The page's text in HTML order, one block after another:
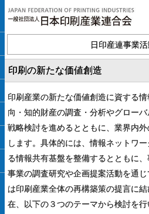
日印産連事業
印刷の新たな価値創造
印刷産業の新たな価値創造に資する
向・知的財産の調査・分析やグロー
戦略検討を進めるとともに、業界内
します。具体的には、情報ネットワ
る情報共有基盤を整備するとともに
事業の調査研究や企画提案活動を通
は印刷産業全体の再構築策の提言に
在、以下の３つのテーマから検討を